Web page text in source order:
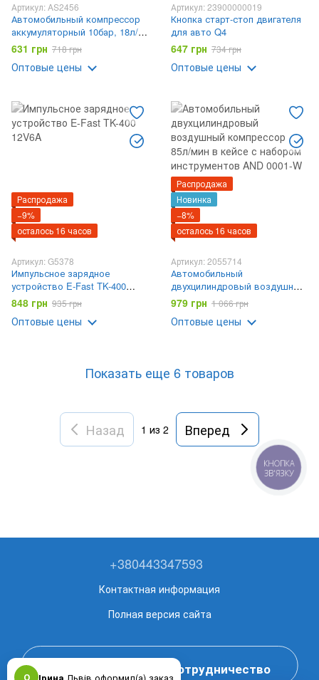
Артикул: AS2456
Автомобильный компрессор
аккумуляторный 10бар, 18л/
мин, CP-1016 / Портативный
компрессор / Насос для авто
631 грн 718 грн
Оптовые цены
Артикул: 23900000019
Кнопка старт-стоп двигателя
для авто Q4
647 грн 734 грн
Оптовые цены
Распродажа
−9%
осталось 16 часов
Артикул: G5378
Импульсное зарядное
устройство E-Fast TK-400
12V6A
848 грн 935 грн
Оптовые цены
Распродажа
Новинка
−8%
осталось 16 часов
Артикул: 2055714
Автомобильный
двухцилиндровый воздушный
компрессор 85л/мин в кейсе с
набором инструментов AND
0001-W
979 грн 1 066 грн
Оптовые цены
Показать еще 6 товаров
Назад 1 из 2 Вперед
+380443347593
Контактная информация
Полная версия сайта
Оставить заявку на сотрудничество
КНОПКА
ЗВ'ЯЗКУ
О Ірина Львів оформил(а) заказ